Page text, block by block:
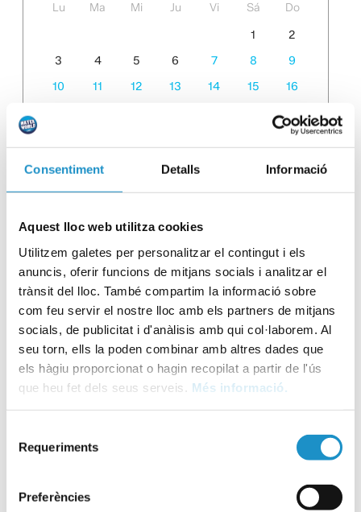
Consentiment Detalls Informació
Aquest lloc web utilitza cookies
Utilitzem galetes per personalitzar el contingut i els
anuncis, oferir funcions de mitjans socials i analitzar el
trànsit del lloc. També compartim la informació sobre
com feu servir el nostre lloc amb els partners de mitjans
socials, de publicitat i d'anàlisis amb qui col·laborem. Al
seu torn, ells la poden combinar amb altres dades que
els hàgiu proporcionat o hagin recopilat a partir de l'ús
que heu fet dels seus serveis. Més informació.
Requeriments
Preferències
Lu Ma Mi Ju Vi Sá
Do
1
2
3
4 5 6 7 8
9
10
11 12 13 14 15
16
30
31
1 3 6